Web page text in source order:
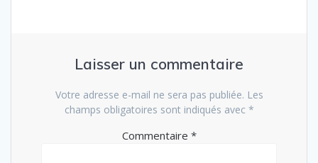
Laisser un commentaire
Votre adresse e-mail ne sera pas publiée. Les
champs obligatoires sont indiqués avec *
Commentaire *